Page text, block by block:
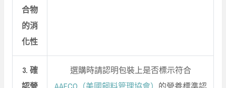
合物
的消
化性
3. 確
選購時請認明包裝上是否標示符合